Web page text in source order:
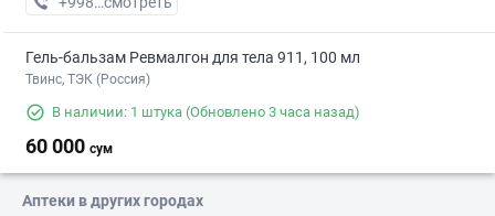
Гель-бальзам Ревмалгон для тела 911, 100 мл
Твинс, ТЭК (Россия)
В наличии: 1 штука (Обновлено 3 часа назад)
60 000 сум
Аптеки в других городах